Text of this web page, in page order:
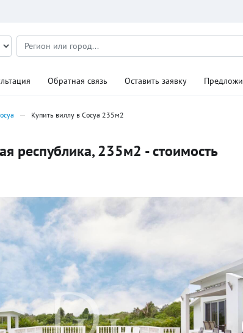
Обратная связь Оставить заявку
Купить виллу в Сосуа 235м2
республика, 235м2 - стоимость